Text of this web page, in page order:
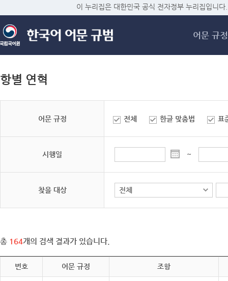
메
이 누리집은 대한민국 공식 전자정부 누리집입니다.
어문 규정
항별 연혁
어문 규정 전체 한글 맞춤법 표
시행일 ~
찾을 대상
총 164개의 검색 결과가 있습니다.
번호 어문 규정 조항